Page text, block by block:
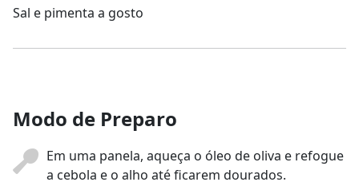
Sal e pimenta a gosto
Modo de Preparo
Em uma panela, aqueça o óleo de oliva e refogue
a cebola e o alho até ficarem dourados.